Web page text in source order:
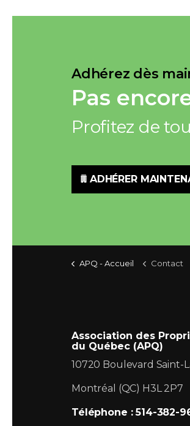
Adhérez dès
Pas
Profitez de
ADHÉRER
APQ - Accueil Contact
Association des
du Québec (APQ)
10720 Boulevard Saint-
Montréal (QC) H3L 2P7
Téléphone : 514-382-